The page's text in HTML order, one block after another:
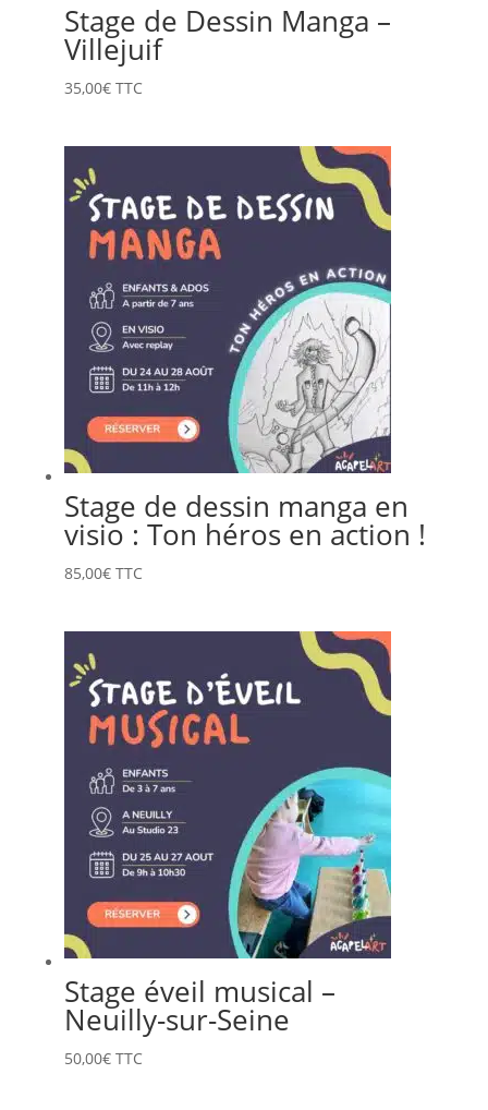
Stage de Dessin Manga –
Villejuif
35,00€ TTC
Stage de dessin manga en
visio : Ton héros en action !
85,00€ TTC
Stage éveil musical –
Neuilly-sur-Seine
50,00€ TTC